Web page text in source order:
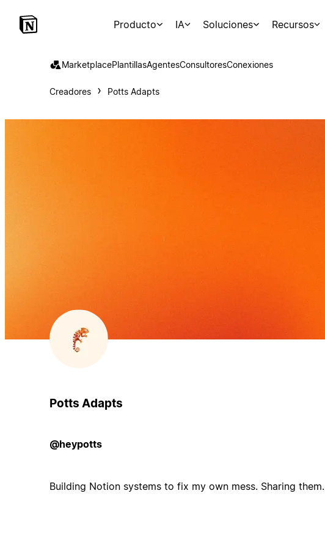
Producto IA Soluciones Recursos
MarketplacePlantillasAgentesConsultoresConexiones
Creadores Potts Adapts
Potts Adapts
@heypotts
Building Notion systems to fix my own mess. Sharing them.